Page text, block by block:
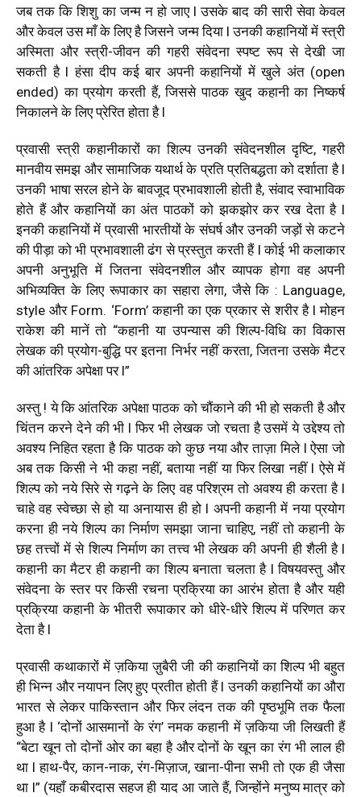
जब तक कि शिशु का जन्म न हो जाए l उसके बाद की सारी सेवा केवल
और केवल उस माँ के लिए है जिसने जन्म दिया l उनकी कहानियों में स्त्री
अस्मिता और स्त्री-जीवन की गहरी संवेदना स्पष्ट रूप से देखी जा
सकती है l हंसा दीप कई बार अपनी कहानियों में खुले अंत (open
ended) का प्रयोग करती हैं, जिससे पाठक खुद कहानी का निष्कर्ष
निकालने के लिए प्रेरित होता है l
प्रवासी स्त्री कहानीकारों का शिल्प उनकी संवेदनशील दृष्टि, गहरी
मानवीय समझ और सामाजिक यथार्थ के प्रति प्रतिबद्धता को दर्शाता है l
उनकी भाषा सरल होने के बावजूद प्रभावशाली होती है, संवाद स्वाभाविक
होते हैं और कहानियों का अंत पाठकों को झकझोर कर रख देता है l
इनकी कहानियों में प्रवासी भारतीयों के संघर्ष और उनकी जड़ों से कटने
की पीड़ा को भी प्रभावशाली ढंग से प्रस्तुत करती हैं l कोई भी कलाकार
अपनी अनुभूति में जितना संवेदनशील और व्यापक होगा वह अपनी
अभिव्यक्ति के लिए रूपाकार का सहारा लेगा, जैसे कि : Language,
style और Form. ‘Form’ कहानी का एक प्रकार से शरीर है l मोहन
राकेश की मानें तो “कहानी या उपन्यास की शिल्प-विधि का विकास
लेखक की प्रयोग-बुद्धि पर इतना निर्भर नहीं करता, जितना उसके मैटर
की आंतरिक अपेक्षा पर l”
अस्तु ! ये कि आंतरिक अपेक्षा पाठक को चौंकाने की भी हो सकती है और
चिंतन करने देने की भी l फिर भी लेखक जो रचता है उसमें ये उद्देश्य तो
अवश्य निहित रहता है कि पाठक को कुछ नया और ताज़ा मिले l ऐसा जो
अब तक किसी ने भी कहा नहीं, बताया नहीं या फिर लिखा नहीं l ऐसे में
शिल्प को नये सिरे से गढ़ने के लिए वह परिश्रम तो अवश्य ही करता है l
चाहे वह स्वेच्छा से हो या अनायास ही हो l अपनी कहानी में नया प्रयोग
करना ही नये शिल्प का निर्माण समझा जाना चाहिए, नहीं तो कहानी के
छह तत्त्वों में से शिल्प निर्माण का तत्त्व भी लेखक की अपनी ही शैली है l
कहानी का मैटर ही कहानी का शिल्प बनाता चलता है l विषयवस्तु और
संवेदना के स्तर पर किसी रचना प्रक्रिया का आरंभ होता है और यही
प्रक्रिया कहानी के भीतरी रूपाकार को धीरे-धीरे शिल्प में परिणत कर
देता है l
प्रवासी कथाकारों में ज़किया ज़ुबैरी जी की कहानियों का शिल्प भी बहुत
ही भिन्न और नयापन लिए हुए प्रतीत होती हैं l उनकी कहानियों का औरा
भारत से लेकर पाकिस्तान और फिर लंदन तक की पृष्ठभूमि तक फैला
हुआ है l ‘दोनों आसमानों के रंग’ नमक कहानी में ज़किया जी लिखती हैं
“बेटा खून तो दोनों ओर का बहा है और दोनों के खून का रंग भी लाल ही
था l हाथ-पैर, कान-नाक, रंग-मिज़ाज, खाना-पीना सभी तो एक ही जैसा
था l” (यहाँ कबीरदास सहज ही याद आ जाते हैं, जिन्होंने मनुष्य मात्र को